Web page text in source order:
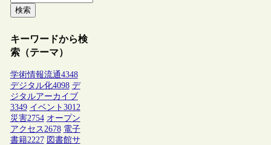
検索
キーワードから検
索（テーマ）
学術情報流通4348
デジタル化4098 デ
ジタルアーカイブ
3349 イベント 3012
災害2754 オープン
アクセス 2678 電子
書籍2227 図書館サ